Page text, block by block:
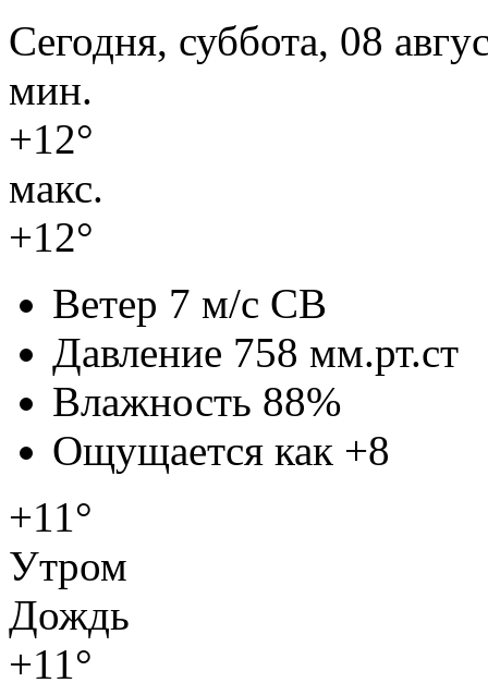
Сегодня, суббота, 08
мин.
+12°
макс.
+12°
Ветер 7 м/с СВ
Давление 758 мм.рт.ст
Влажность 88%
Ощущается как +8
+11°
Утром
Дождь
+11°